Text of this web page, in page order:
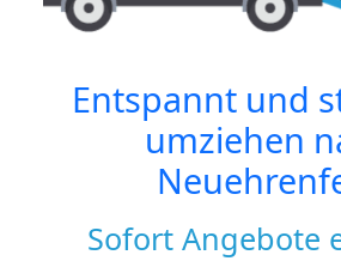
Entspannt und
umziehen
Sofort Angebote